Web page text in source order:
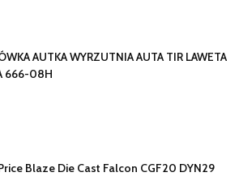
AUTKA WYRZUTNIA AUTA TIR LAWETA
666-08H
Blaze Die Cast Falcon CGF20 DYN29